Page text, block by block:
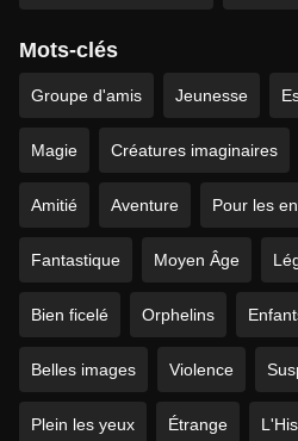
Mots-clés
Groupe d'amis Jeunesse
Magie Créatures imaginaires
Amitié Aventure Pour les
Fantastique Moyen Âge
Bien ficelé Orphelins
Belles images Violence
Plein les yeux Étrange